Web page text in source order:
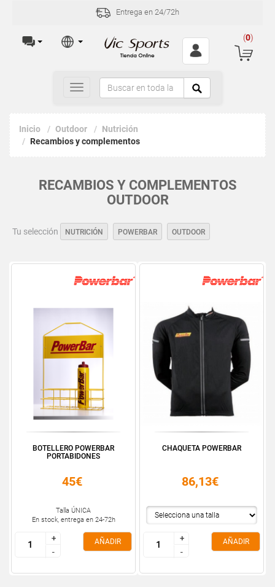
Entrega en 24/72h
(0)
Toggle
navigation
Inicio Outdoor
Nutrición
Recambios y complementos
RECAMBIOS Y COMPLEMENTOS
OUTDOOR
Tu selección NUTRICIÓN POWERBAR OUTDOOR
BOTELLERO POWERBAR
PORTABIDONES
45€
Talla ÚNICA
En stock, entrega en 24-72h
+
-
+
-
AÑADIR
CHAQUETA POWERBAR
86,13€
+
-
+
-
AÑADIR